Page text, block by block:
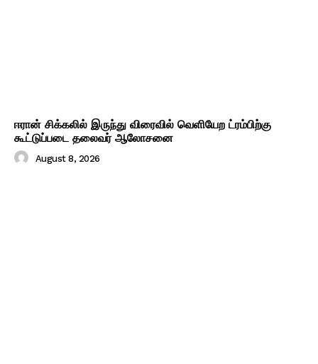
ஈரான் சிக்கலில் இருந்து விரைவில் வெளியேற ட்ரம்பிற்கு
கூட்டுப்படை தலைவர் ஆலோசனை
August 8, 2026